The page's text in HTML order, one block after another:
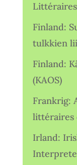
Finland:
tulkkien
Finland:
(KAOS)
Frankrig:
littéraires
Irland: